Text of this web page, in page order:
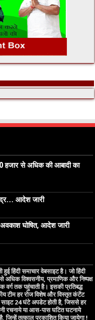
हजार से अधिक की आबादी का
आदेश जारी
घोषित, आदेश जारी
हिंदी समाचार वेबसाइट है। जो हिंदी
अधिक विश्वसनीय, प्रमाणिक और निष्पक्ष
वर्ग तक पहुंचाती है। इसकी प्रतिबद्ध
टीम हर रोज विशेष और विस्तृत कंटेंट
साइट 24 घंटे अपडेट होती है, जिससे हर
रचनाये या आस-पास घटित घटनाये
तत्काल प्रकाशित किया जायेगा !